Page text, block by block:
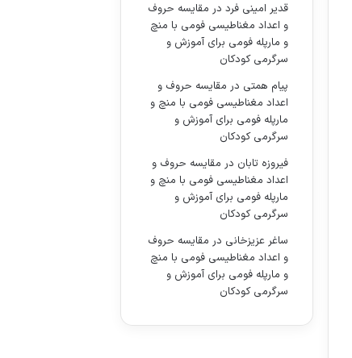
قدیر امینی فرددر مقایسه حروف
و اعداد مغناطیسی فومی با منچ
و مارپله فومی برای آموزش و
سرگرمی کودکان
پیام همتی در مقایسه حروف و
اعداد مغناطیسی فومی با منچ و
مارپله فومی برای آموزش و
سرگرمی کودکان
فیروزه تابان در مقایسه حروف و
اعداد مغناطیسی فومی با منچ و
مارپله فومی برای آموزش و
سرگرمی کودکان
ساغر عزیزخانی در مقایسه حروف
و اعداد مغناطیسی فومی با منچ
و مارپله فومی برای آموزش و
سرگرمی کودکان